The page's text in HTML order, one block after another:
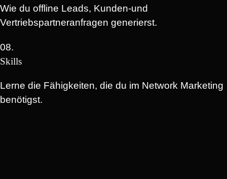
Wie du offline Leads, Kunden-und
Vertriebspartneranfragen generierst.
08.
Skills
Lerne die Fähigkeiten, die du im Network Marketing
benötigst.